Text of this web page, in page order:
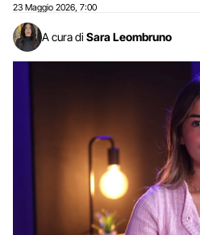
23 Maggio 2026 7:00
A cura di Sara Leombruno